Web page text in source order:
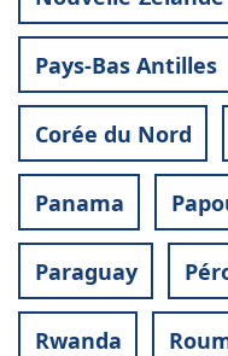
Pays-Bas Antilles
Corée du Nord
Panama
Paraguay
Rwanda